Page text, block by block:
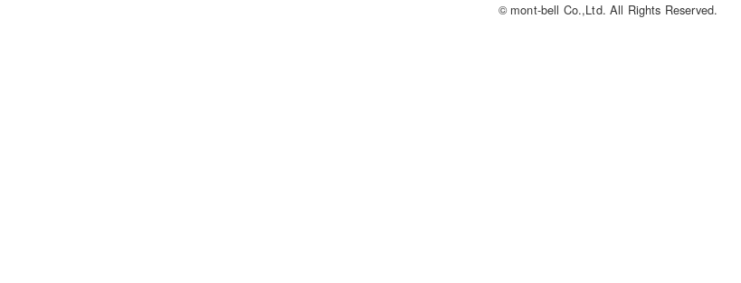
© mont-bell Co.,Ltd. All Rights Reserved.